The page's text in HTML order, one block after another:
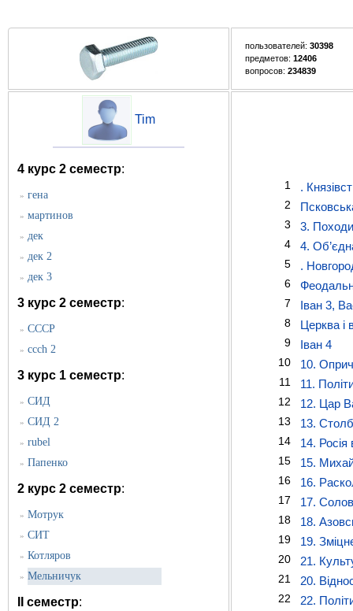
пользователей: 30398
предметов: 12406
вопросов: 234839
Tim
4 курс 2 семестр:
» гена
» мартинов
» дек
» дек 2
» дек 3
3 курс 2 семестр:
» СССР
» ccch 2
3 курс 1 семестр:
» CИД
» СИД 2
» rubel
» Папенко
2 курс 2 семестр:
» Мотрук
» СИТ
» Котляров
» Мельничук
II семестр:
1 .
2
3 3.
4 4.
5 .
6
7 Іван 3,
8 Церква і
9 Іван 4
10 10.
11 11.
12 12. Цар
13 13.
14 14. Росія
15 15.
16 16.
17 17.
18 18.
19 19.
20 21.
21 20.
22 22.